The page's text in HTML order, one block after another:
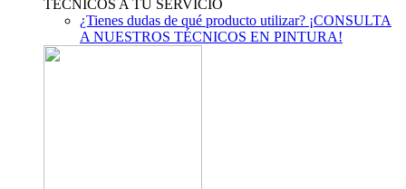
TÉCNICOS A TU SERVICIO
¿Tienes dudas de qué producto utilizar? ¡CONSULTA
A NUESTROS TÉCNICOS EN PINTURA!